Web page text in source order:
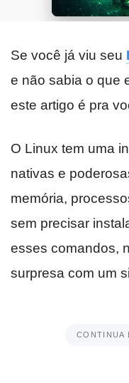
Se você já viu seu
e não sabia o que
este artigo é pra
O Linux tem uma
nativas e
memória,
sem precisar
esses comandos,
surpresa com um
CONTINUA